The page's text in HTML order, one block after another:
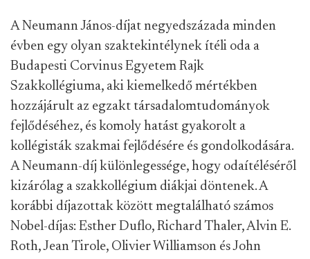
A Neumann János-díjat negyedszázada minden
évben egy olyan szaktekintélynek ítéli oda a
Budapesti Corvinus Egyetem Rajk
Szakkollégiuma, aki kiemelkedő mértékben
hozzájárult az egzakt társadalomtudományok
fejlődéséhez, és komoly hatást gyakorolt a
kollégisták szakmai fejlődésére és gondolkodására.
A Neumann-díj különlegessége, hogy odaítéléséről
kizárólag a szakkollégium diákjai döntenek. A
korábbi díjazottak között megtalálható számos
Nobel-díjas: Esther Duflo, Richard Thaler, Alvin E.
Roth, Jean Tirole, Olivier Williamson és John